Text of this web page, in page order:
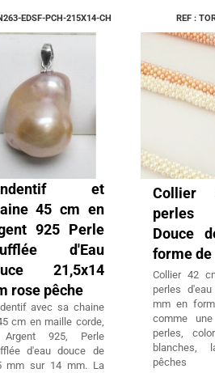
EDSF-PCH-215X14-CH
et
45 cm en
925 Perle
d'Eau
21,5x14
rose pêche
avec sa chaine
cm en maille corde,
925, Perle
d'eau douce de
mm sur 14 mm. La
REF :
Douce
forme
Collier 42
perles
mm en
comme
perles,
blanches,
pêches